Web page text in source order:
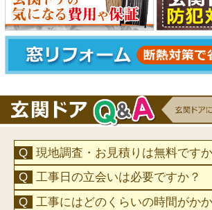
現地調査・お見積りは無料です
工事日の立会いは必要ですか？
工事にはどのくらいの時間がか